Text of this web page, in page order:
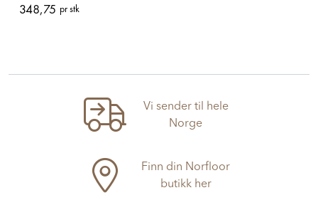
348,75 pr stk
Vi sender til hele
Norge
Finn din Norfloor
butikk her